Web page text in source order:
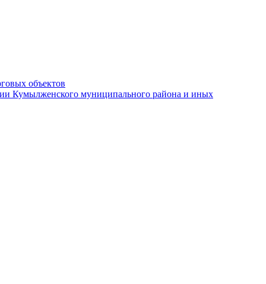
объектов
Кумылженского муниципального района и иных